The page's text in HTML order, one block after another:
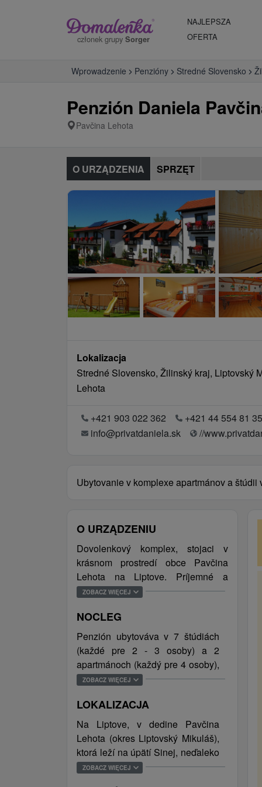
członek grupy Sorger
NAJLEPSZA
OFERTA
Wprowadzenie Penzióny Stredné Slovensko
Penzión Daniela
Pavčina Lehota
O URZĄDZENIA SPRZĘT
Lokalizacja
Stredné Slovensko, Žilinský kraj, Liptovský
Lehota
+421 903 022 362
+421 44 554 81 35
info@privatdaniela.sk
//
Ubytovanie v komplexe apartmánov a
O URZĄDZENIU
Dovolenkový komplex, stojaci v
krásnom prostredí obce Pavčina
Lehota na Liptove. Príjemné a
komfortné ubytovanie je možné
a dvoch apartmánoch s vlastnými
spálňami, kúpeľňami a moderne
zariadenými kuchynskými kútmi.
Hostia môžu využívať aj dve
spoločenské miestnosti a zdieľaný
kuchynský kút, obľube sa teší
priestor s fínskou saunou. Pre deti je
(hojdačka, preliezky, trampolína,
hračky, šmýkačka, pieskovisko),
dospelí zrelaxujú v bazéne, na
terase s grilom, altánkom s
ZOBACZ WIĘCEJ
NOCLEG
Penzión ubytováva v 7 štúdiách
(každé pre 2 - 3 osoby) a 2
apartmánoch (každý pre 4 osoby),
všetky majú vlastné kuchynskú
toaleta, umývadlo, uteráky).
Celková kapacita ubytovania je
23 osôb (15 + 8).
ZOBACZ WIĘCEJ
LOKALIZACJA
Na Liptove, v dedine Pavčina
Lehota (okres Liptovský Mikuláš),
ktorá leží na úpätí Sinej, neďaleko
vyústenia Demänovskej doliny.
ZOBACZ WIĘCEJ